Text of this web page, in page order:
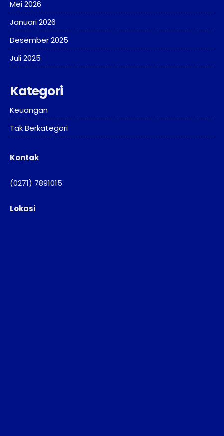
Mei 2026
Januari 2026
Desember 2025
Juli 2025
Kategori
Keuangan
Tak Berkategori
Kontak
(0271) 7891015
Lokasi